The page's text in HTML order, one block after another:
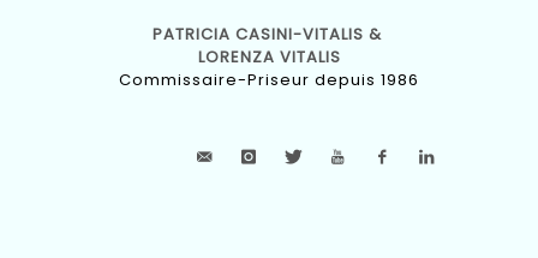
PATRICIA CASINI-VITALIS &
LORENZA VITALIS
Commissaire-Priseur depuis 1986